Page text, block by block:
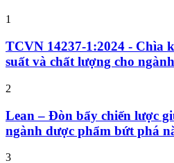
1
TCVN 14237-1:2024 - Chìa
suất và chất lượng cho
2
Lean – Đòn bẩy chiến lược
ngành dược phẩm bứt phá
3